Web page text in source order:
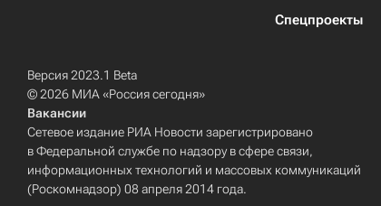
Спецпроекты
Версия 2023.1 Beta
© 2026 МИА «Россия сегодня»
Вакансии
Сетевое издание РИА Новости зарегистрировано
в Федеральной службе по надзору в сфере связи,
информационных технологий и массовых коммуникаций
(Роскомнадзор) 08 апреля 2014 года.